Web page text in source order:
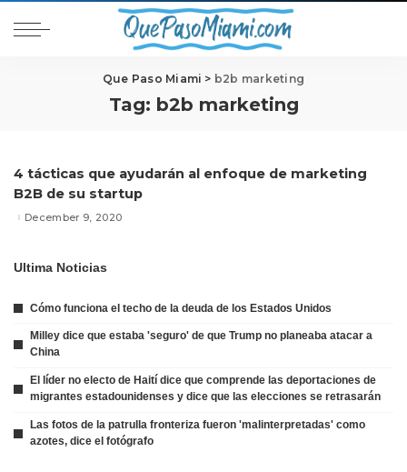
Que Paso Miami > b2b marketing
Tag: b2b marketing
4 tácticas que ayudarán al enfoque de marketing
B2B de su startup
December 9, 2020
Ultima Noticias
Cómo funciona el techo de la deuda de los Estados Unidos
Milley dice que estaba 'seguro' de que Trump no planeaba atacar a
China
El líder no electo de Haití dice que comprende las deportaciones de
migrantes estadounidenses y dice que las elecciones se retrasarán
Las fotos de la patrulla fronteriza fueron 'malinterpretadas' como
azotes, dice el fotógrafo